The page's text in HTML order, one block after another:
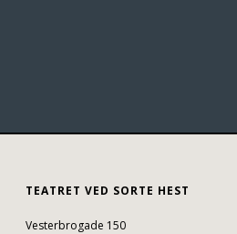
TEATRET VED SORTE HEST
Vesterbrogade 150